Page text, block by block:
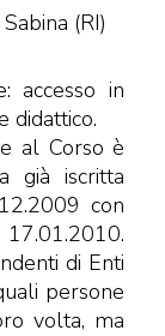
(RI)
accesso in
didattico.
al Corso è
già iscritta
con
di Enti
persone
volta, ma